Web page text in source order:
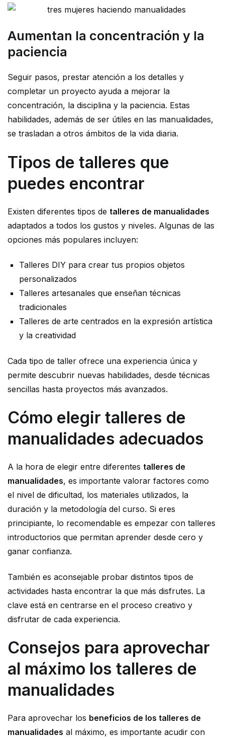
Aumentan la concentración y la
paciencia
Seguir pasos, prestar atención a los detalles y
completar un proyecto ayuda a mejorar la
concentración, la disciplina y la paciencia. Estas
habilidades, además de ser útiles en las manualidades,
se trasladan a otros ámbitos de la vida diaria.
Tipos de talleres que
puedes encontrar
Existen diferentes tipos de talleres de manualidades
adaptados a todos los gustos y niveles. Algunas de las
opciones más populares incluyen:
Talleres DIY para crear tus propios objetos
personalizados
Talleres artesanales que enseñan técnicas
tradicionales
Talleres de arte centrados en la expresión artística
y la creatividad
Cada tipo de taller ofrece una experiencia única y
permite descubrir nuevas habilidades, desde técnicas
sencillas hasta proyectos más avanzados.
Cómo elegir talleres de
manualidades adecuados
A la hora de elegir entre diferentes talleres de
manualidades, es importante valorar factores como
el nivel de dificultad, los materiales utilizados, la
duración y la metodología del curso. Si eres
principiante, lo recomendable es empezar con talleres
introductorios que permitan aprender desde cero y
ganar confianza.
También es aconsejable probar distintos tipos de
actividades hasta encontrar la que más disfrutes. La
clave está en centrarse en el proceso creativo y
disfrutar de cada experiencia.
Consejos para aprovechar
al máximo los talleres de
manualidades
Para aprovechar los beneficios de los talleres de
manualidades al máximo, es importante acudir con